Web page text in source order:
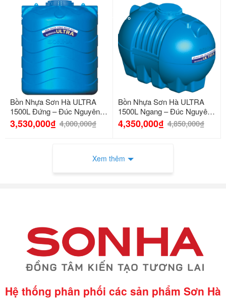
-12%
Bồn Nhựa Sơn Hà ULTRA
1500L Đứng – Đúc Nguyên
Khối
3,530,000₫ 4,000,000₫
-10%
Bồn Nhựa Sơn Hà ULTRA
1500L Ngang – Đúc Nguyên
Khối
4,350,000₫ 4,850,000₫
Xem thêm
Hệ thống phân phối các sản phẩm Sơn Hà